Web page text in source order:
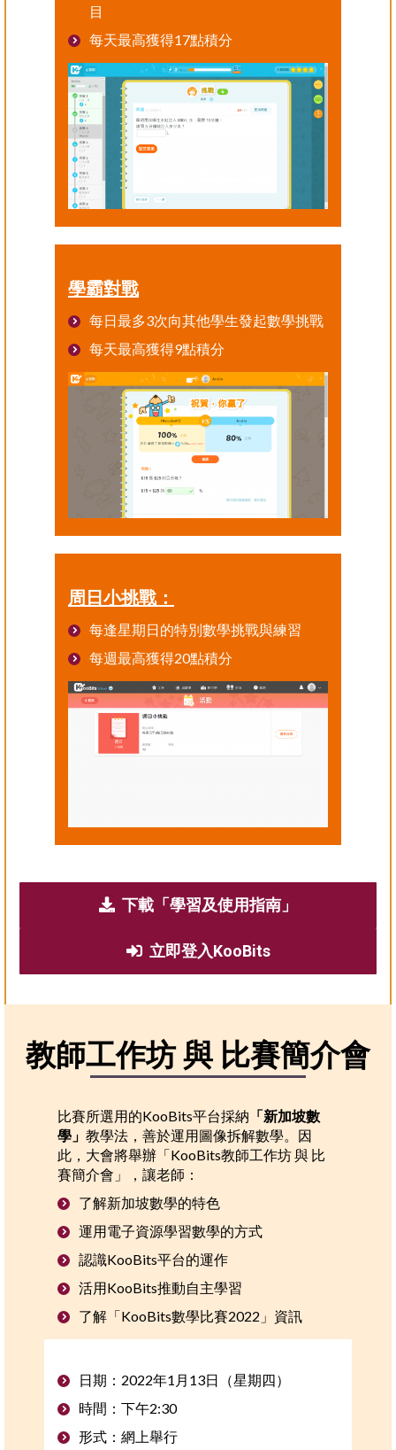
目
每天最高獲得17點積分
學霸對戰
每日最多3次向其他學生發起數學挑戰
每天最高獲得9點積分
周日小挑戰：
每逢星期日的特別數學挑戰與練習
每週最高獲得20點積分
下載「學習及使用指南」
立即登入KooBits
教師工作坊 與 比賽簡介會
比賽所選用的KooBits平台採納 「新加坡數
學」 教學法，善於運用圖像拆解數學。因
此，大會將舉辦「KooBits教師工作坊 與 比
賽簡介會」，讓老師：
了解新加坡數學的特色
運用電子資源學習數學的方式
認識KooBits平台的運作
活用KooBits推動自主學習
了解「KooBits數學比賽2022」資訊
日期：2022年1月13日（星期四）
時間：下午2:30
形式：網上舉行